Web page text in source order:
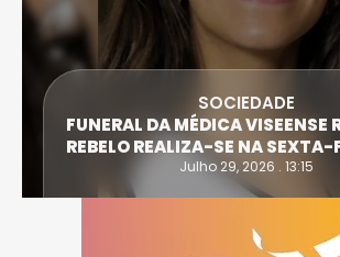
SOCIEDADE
FUNERAL DA MÉDICA VISEENSE
REBELO REALIZA-SE NA SEXTA-
Julho 29, 2026 . 13:15